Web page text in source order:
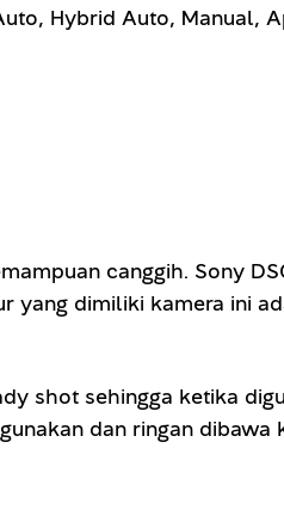
Hybrid Auto, Manual,
canggih. Sony
yang dimiliki kamera ini
shot sehingga ketika
dan ringan dibawa